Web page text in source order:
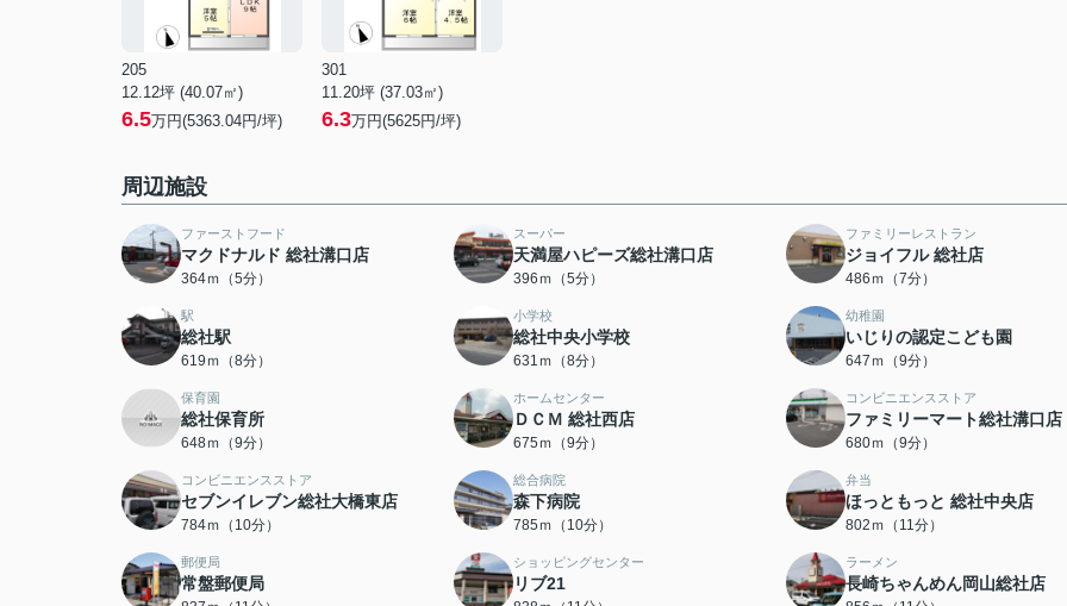
205
12.12坪 (40.07㎡)
6.5万円(5363.04円/坪)
301
11.20坪 (37.03㎡)
6.3万円(5625円/坪)
周辺施設
ファーストフード
マクドナルド 総社溝口店
364ｍ（5分）
スーパー
天満屋ハピーズ総社溝口店
396ｍ（5分）
ファミリーレストラン
ジョイフル 総社店
486ｍ（7分）
駅
総社駅
619ｍ（8分）
小学校
総社中央小学校
631ｍ（8分）
幼稚園
いじりの認定こども園
647ｍ（9分）
保育園
総社保育所
648ｍ（9分）
ホームセンター
ＤＣＭ 総社西店
675ｍ（9分）
コンビニエンスストア
ファミリーマート総社溝口店
680ｍ（9分）
コンビニエンスストア
セブンイレブン総社大橋東店
784ｍ（10分）
総合病院
森下病院
785ｍ（10分）
弁当
ほっともっと 総社中央店
802ｍ（11分）
郵便局
常盤郵便局
ショッピングセンター
リブ21
ラーメン
長崎ちゃんめん岡山総社店